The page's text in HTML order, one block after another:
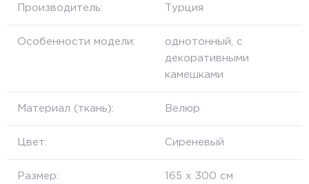
Производитель: Турция
Особенности модели:
однотонный, с
декоративными
камешками
Материал (ткань): Велюр
Цвет: Сиреневый
Размер: 165 х 300 см